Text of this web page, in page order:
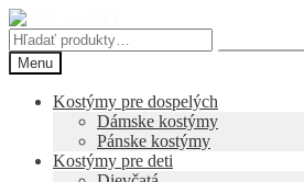
Preskočiť
na
navigáciu
Preskočiť
na
obsah
Hľadať:
Menu
Kostýmy pre dospelých
Dámske kostýmy
Pánske kostýmy
Kostýmy pre deti